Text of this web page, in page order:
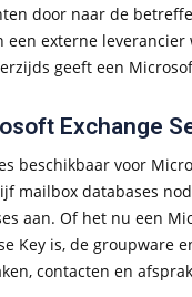
door naar de
externe
geeft een
Exchange
beschikbaar voor
mailbox databases
aan. Of het nu een
Key is, de
contacten en